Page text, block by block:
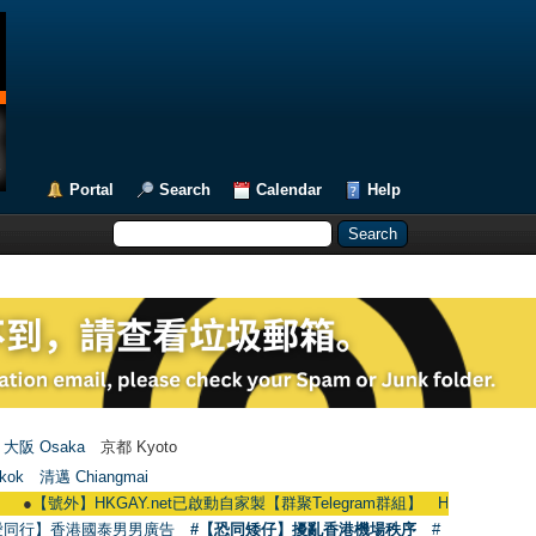
Portal Search Calendar Help
大阪 Osaka 京都 Kyoto
清邁 Chiangmai
【號外】HKGAY.net已啟動自家製【群聚Telegram群組】 HKGAY.net
同行】香港國泰男男廣告
#【恐同矮仔】擾亂香港機場秩序 #